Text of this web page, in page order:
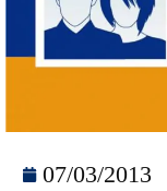
07/03/2013